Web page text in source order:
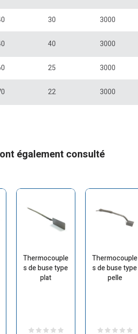
30 3000
40 3000
25 3000
22 3000
également consulté
Thermocouple
s de buse type
plat
Thermocouple
s de buse type
pelle